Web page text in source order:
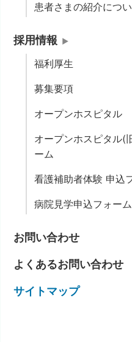
患者さまの紹介につ
採用情報
福利厚生
募集要項
オープンホスピタル
オープンホスピタル(
ーム
看護補助者体験 申込
病院見学申込フォーム
お問い合わせ
よくあるお問い合わせ
サイトマップ